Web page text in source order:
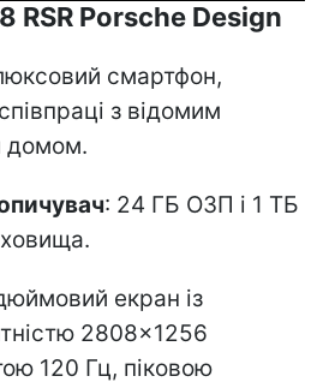
RSR Porsche Design
смартфон,
з відомим
домом.
: 24 ГБ ОЗП і 1 ТБ
екран із
2808×1256
120 Гц, піковою